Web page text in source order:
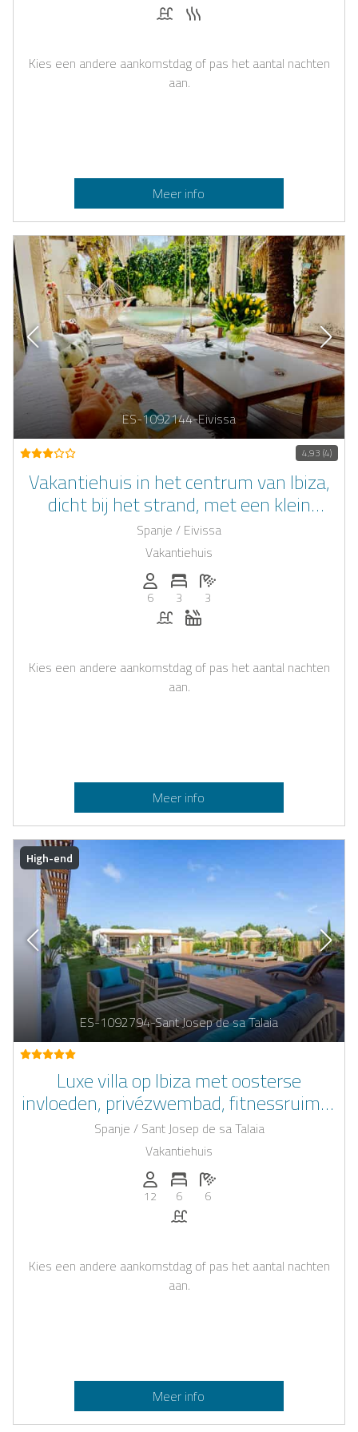
ZwembadSauna
Kies een andere aankomstdag of pas het aantal nachten
aan.
Meer info
ES-1092144-Eivissa
4,93 (4)
Vakantiehuis in het centrum van Ibiza,
dicht bij het strand, met een klein
zwembad.
Spanje / Eivissa
Vakantiehuis
Personen (max.): 6
6
Aantal slaapkamers: 3
3
Aantal badkamers: 3
3
Zwembad
Kies een andere aankomstdag of pas het aantal nachten
aan.
Meer info
ES-1092794-Sant Josep de sa Talaia
High-end
Luxe villa op Ibiza met oosterse
invloeden, privézwembad, fitnessruimte
en padelbaan
Spanje / Sant Josep de sa Talaia
Vakantiehuis
Personen (max.): 12
12
Aantal slaapkamers: 6
6
Aantal badkamers: 6
6
Zwembad
Kies een andere aankomstdag of pas het aantal nachten
aan.
Meer info